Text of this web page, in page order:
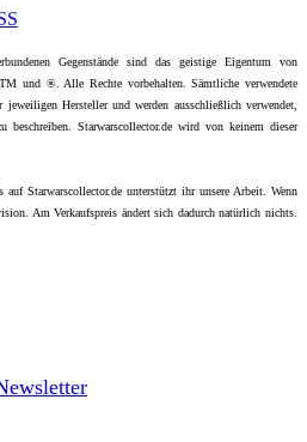
Gegenstände sind das geistige Eigentum von
und ®. Alle Rechte vorbehalten. Sämtliche verwendete
Hersteller und werden ausschließlich verwendet,
beschreiben. Starwarscollector.de wird von keinem dieser
Starwarscollector.de unterstützt ihr unsere Arbeit. Wenn
Am Verkaufspreis ändert sich dadurch natürlich nichts.